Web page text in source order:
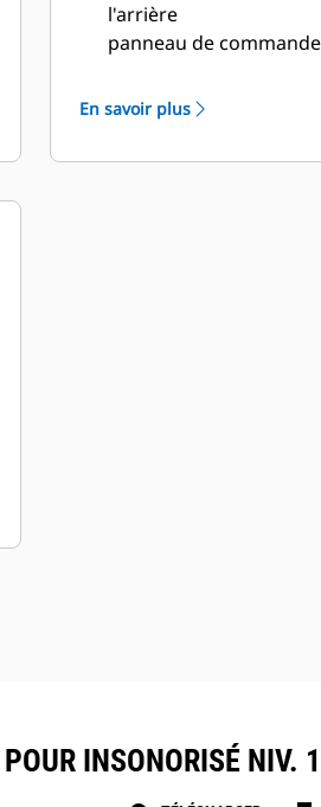
l'arrière
panneau de commande
Portes à charnières
porte à barre pleine
pour maintenir les
En savoir plus
INSONORISÉ